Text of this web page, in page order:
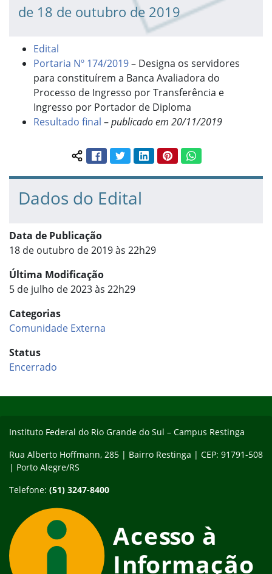
de 18 de outubro de 2019
Edital
Portaria Nº 174/2019– Designa os servidores
para constituírem a Banca Avaliadora do
Processo de Ingresso por Transferência e
Ingresso por Portador de Diploma
Resultado final –publicado em 20/11/2019
Compartilhar conteúdo:
FacebookTwitterLinkedInPinterestWhatsApp
Dados do Edital
Data de Publicação
18 de outubro de 2019 às 22h29
Última Modificação
5 de julho de 2023 às 22h29
Categorias
Comunidade Externa
Status
Encerrado
Instituto Federal do Rio Grande do Sul – Campus Restinga
Rua Alberto Hoffmann, 285 | Bairro Restinga | CEP: 91791-508
| Porto Alegre/RS
Telefone: (51) 3247-8400